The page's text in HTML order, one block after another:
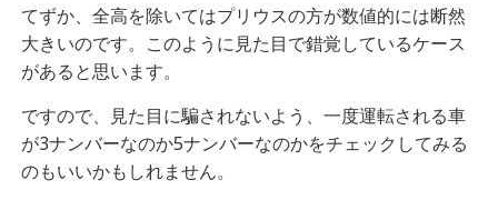
てずか、全高を除いてはプリウスの方が数値的には断然
大きいのです。このように見た目で錯覚しているケース
があると思います。
ですので、見た目に騙されないよう、一度運転される車
が3ナンバーなのか5ナンバーなのかをチェックしてみる
のもいいかもしれません。